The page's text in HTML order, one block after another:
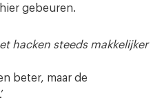
gebeuren.
hacken steeds makkelijker
beter, maar de